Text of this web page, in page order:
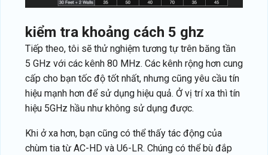
kiểm tra khoảng cách 5 ghz
Tiếp theo, tôi sẽ thử nghiệm tương tự trên băng tần
5 GHz với các kênh 80 MHz. Các kênh rộng hơn cung
cấp cho bạn tốc độ tốt nhất, nhưng cũng yêu cầu tín
hiệu mạnh hơn để sử dụng hiệu quả. Ở vị trí xa thì tín
hiệu 5GHz hầu như không sử dụng được.
Khi ở xa hơn, bạn cũng có thể thấy tác động của
chùm tia từ AC-HD và U6-LR. Chúng có thể bù đắp